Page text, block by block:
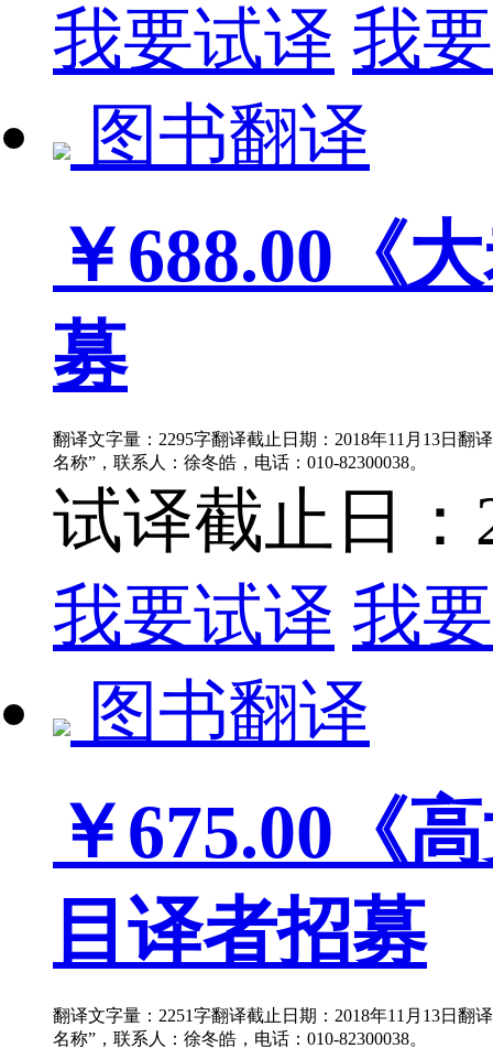
我要试译 我
图书翻译
￥688.00 《
募
翻译文字量：2295字翻译截止日期：2018年11月13日翻
名称”，联系人：徐冬皓，电话：010-82300038。
试译截止日：
我要试译 我
图书翻译
￥675.00 《
目译者招募
翻译文字量：2251字翻译截止日期：2018年11月13日翻
名称”，联系人：徐冬皓，电话：010-82300038。